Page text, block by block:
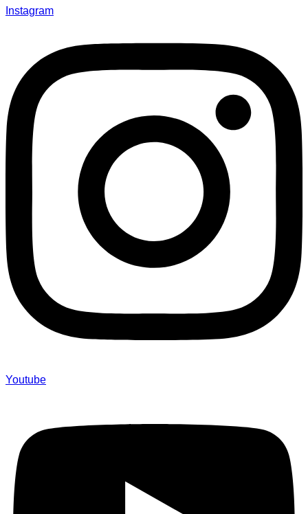
Instagram
Youtube